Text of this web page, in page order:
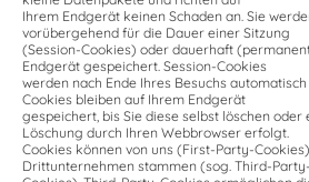
Ihrem Endgerät keinen Schaden an. Sie
vorübergehend für die Dauer einer Sitzung
(Session-Cookies) oder dauerhaft
Endgerät gespeichert. Session-Cookies
werden nach Ende Ihres Besuchs
Cookies bleiben auf Ihrem Endgerät
gespeichert, bis Sie diese selbst löschen oder
Löschung durch Ihren Webbrowser erfolgt.
Cookies können von uns (First-Party-
Drittunternehmen stammen (sog. Third-Party-